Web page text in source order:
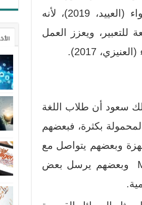
انعكس أثره على المعلم والمتعلم على حد سواء (العييد، 2019)، لأنه
للتعبير، ويعزز العمل
2017).
الملك سعود أن طلاب اللغة
بكثرة، فبعضهم
وبعضهم يتواصل مع
أساتذته وزملائه عن طريق رسائل SMS و MMS وبعضهم يرسل بعض